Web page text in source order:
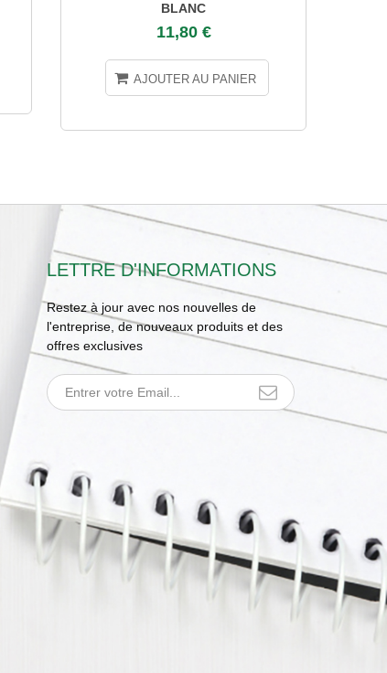
BLANC
11,80 €
AJOUTER AU PANIER
LETTRE D'INFORMATIONS
Restez à jour avec nos nouvelles de
l'entreprise, de nouveaux produits et des
offres exclusives